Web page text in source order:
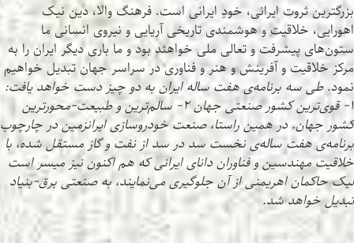
بزرگترین ثروت ایرانی، خودِ ایرانی است. فرهنگ والا، دین نیک
اهورایی، خلاقیت و هوشمندی تاریخی آریایی و نیروی انسانی ما
ستون‌های پیشرفت و تعالی ملی خواهند بود و ما باری دیگر ایران را به
مرکز خلاقیت و آفرینش و هنر و فناوری در سراسر جهان تبدیل خواهیم
نمود.طی سه برنامه‌ی هفت ساله ایران به دو چیز دست خواهد یافت:
۱- قوی‌ترین کشور صنعتی جهان ۲- سالم‌ترین و طبیعت-محورترین
کشور جهان. در همین راستا، صنعت خودروسازی ایرانزمین در چارچوب
برنامه‌ی هفت ساله‌ی نخست سد در سد از نفت و گاز مستقل شده، با
خلاقیت مهندسین و فناوران دانای ایرانی که هم اکنون نیز میسر است
لیک حاکمان اهریمنی از آن جلوگیری می‌نمایند، به صنعتی برق-بنیاد
تبدیل خواهد شد.